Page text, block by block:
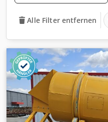
Alle Filter entfernen